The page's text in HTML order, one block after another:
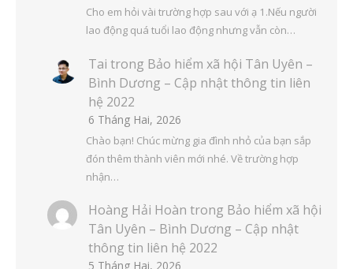
Cho em hỏi vài trường hợp sau với ạ 1.Nếu người
lao động quá tuổi lao động nhưng vẫn còn…
Tai trong Bảo hiểm xã hội Tân Uyên –
Bình Dương – Cập nhật thông tin liên
hệ 2022
6 Tháng Hai, 2026
Chào bạn! Chúc mừng gia đình nhỏ của bạn sắp
đón thêm thành viên mới nhé. Về trường hợp
nhận…
Hoàng Hải Hoàn trong Bảo hiểm xã hội
Tân Uyên – Bình Dương – Cập nhật
thông tin liên hệ 2022
5 Tháng Hai, 2026